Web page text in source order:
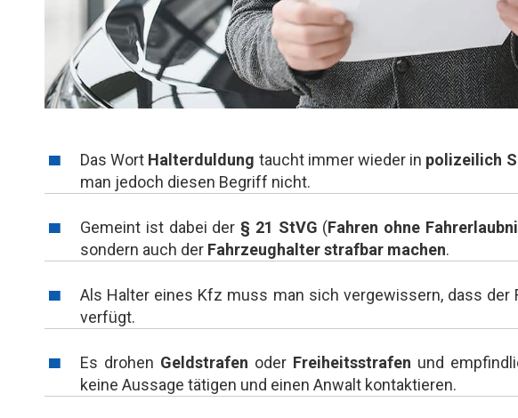
Das Wort Halterduldung taucht immer wieder in polizeilich
man jedoch diesen Begriff nicht.
Gemeint ist dabei der § 21 StVG (Fahren ohne
sondern auch der Fahrzeughalter strafbar machen.
Als Halter eines Kfz muss man sich vergewissern, dass der
verfügt.
Es drohen Geldstrafen oder Freiheitsstrafen und
keine Aussage tätigen und einen Anwalt kontaktieren.